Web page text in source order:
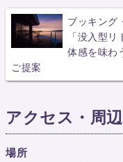
ブッキング
「没入型
体感を味わ
ご提案
アクセス・周
場所